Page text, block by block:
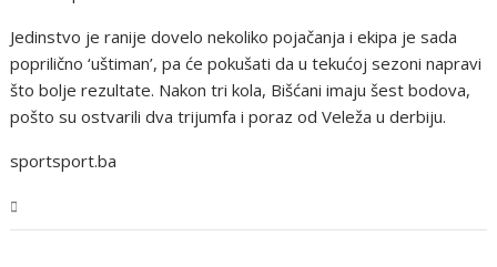
Jedinstvo je ranije dovelo nekoliko pojačanja i ekipa je sada
poprilično ‘uštiman’, pa će pokušati da u tekućoj sezoni napravi
što bolje rezultate. Nakon tri kola, Bišćani imaju šest bodova,
pošto su ostvarili dva trijumfa i poraz od Veleža u derbiju.
sportsport.ba